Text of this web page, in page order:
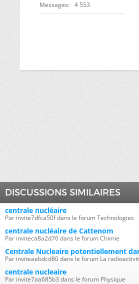
Messages 4 553
DISCUSSIONS SIMILAIRES
centrale nucléaire
Par invite7dfca50f dans le forum Technologies
centrale nucléaire de Cattenom
Par inviteca8a2d76 dans le forum Chimie
Centrale Nucleaire potentiellement
Par inviteaebdcd80 dans le forum La
centrale nucleaire
Par invite7aa685b3 dans le forum Physique